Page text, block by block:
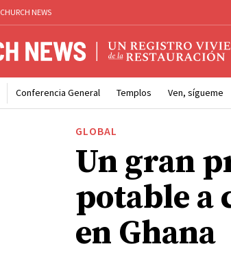
CHURCH NEWS
Conferencia General Templos Ven, sígueme
GLOBAL
Un gran
potable a
en Ghana